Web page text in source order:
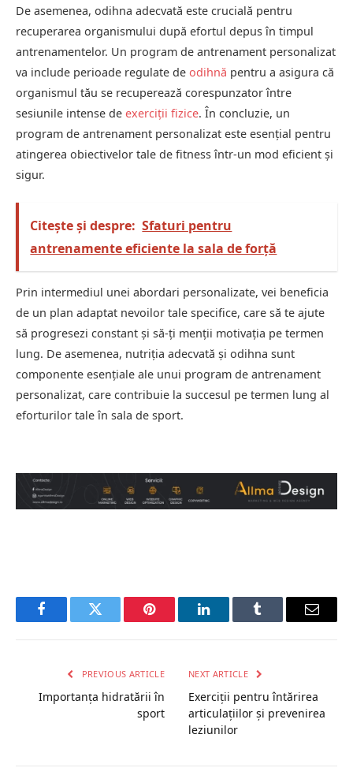
De asemenea, odihna adecvată este crucială pentru
recuperarea organismului după efortul depus în timpul
antrenamentelor. Un program de antrenament personalizat
va include perioade regulate de odihnă pentru a asigura că
organismul tău se recuperează corespunzator între
sesiunile intense de exerciții fizice. În concluzie, un
program de antrenament personalizat este esențial pentru
atingerea obiectivelor tale de fitness într-un mod eficient și
sigur.
Citește și despre: Sfaturi pentru
antrenamente eficiente la sala de forță
Prin intermediul unei abordari personalizate, vei beneficia
de un plan adaptat nevoilor tale specifice, care să te ajute
să progresezi constant și să-ți menții motivația pe termen
lung. De asemenea, nutriția adecvată și odihna sunt
componente esențiale ale unui program de antrenament
personalizat, care contribuie la succesul pe termen lung al
eforturilor tale în sala de sport.
FacebookTwitter Pinterest LinkedInTumblr Email
PREVIOUS ARTICLE
Importanța hidratării în
sport
NEXT ARTICLE
Exerciții pentru întărirea
articulațiilor și prevenirea
leziunilor